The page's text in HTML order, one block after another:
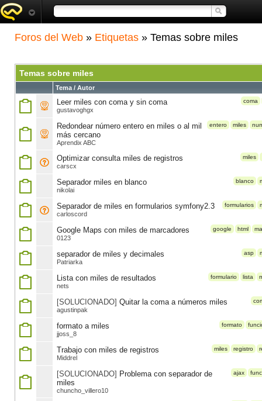
Foros del Web » Etiquetas » Temas sobre miles
Temas sobre miles
Tema / Autor
coma
Leer miles con coma y sin coma
gustavoghgx
entero miles
Redondear número entero en miles o al mil
más cercano
Aprendix ABC
miles
Optimizar consulta miles de registros
carscx
blanco
Separador miles en blanco
nikolai
formularios
Separador de miles en formularios symfony2.3
carloscord
google html
Google Maps con miles de marcadores
0123
asp
separador de miles y decimales
Patriarka
formulario lista
Lista con miles de resultados
nets
[SOLUCIONADO] Quitar la coma a números miles
agustinpak
formato
formato a miles
jjoss_8
miles registro
Trabajo con miles de registros
Middrel
ajax
[SOLUCIONADO] Problema con separador de
miles
chuncho_villero10